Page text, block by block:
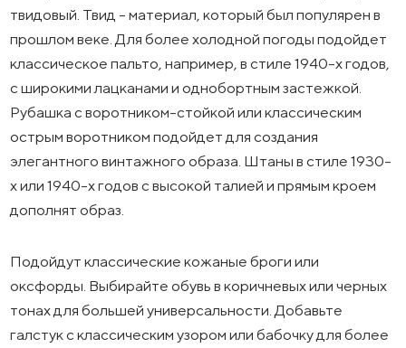
твидовый. Твид - материал, который был популярен в
прошлом веке. Для более холодной погоды подойдет
классическое пальто, например, в стиле 1940-х годов,
с широкими лацканами и однобортным застежкой.
Рубашка с воротником-стойкой или классическим
острым воротником подойдет для создания
элегантного винтажного образа. Штаны в стиле 1930-
х или 1940-х годов с высокой талией и прямым кроем
дополнят образ.
Подойдут классические кожаные броги или
оксфорды. Выбирайте обувь в коричневых или черных
тонах для большей универсальности. Добавьте
галстук с классическим узором или бабочку для более